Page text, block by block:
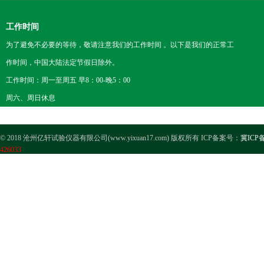
工作时间
为了避免不必要的等待，敬请注意我们的工作时间 。以下是我们的正常工
作时间，中国大陆法定节假日除外。
工作时间：周一至周五 早8：00-晚5：00
周六、周日休息
© 2018 沧州亿轩试验仪器有限公司(www.yixuan17.com) 版权所有 ICP备案号： 冀ICP
426033